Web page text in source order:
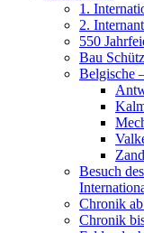
1.
2.
550
Bau
Belgische
Besuch
Chronik
Chronik